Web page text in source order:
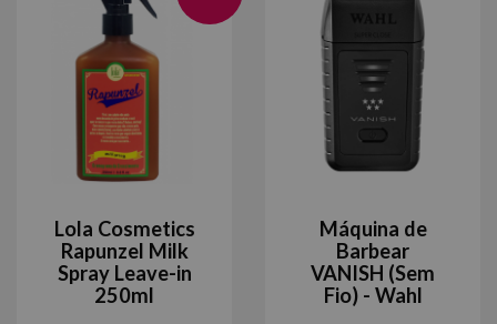
Lola Cosmetics
Rapunzel Milk
Spray Leave-in
250ml
Máquina de
Barbear
VANISH (Sem
Fio) - Wahl